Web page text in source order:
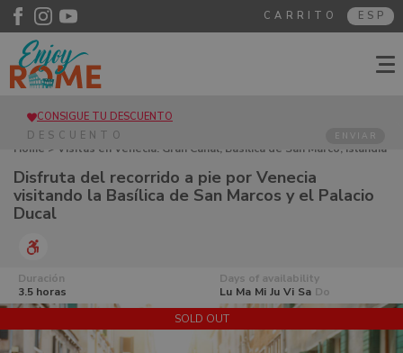
ESP
CARRITO
CONSIGUE TU DESCUENTO
ENVIAR
Home > Visitas en Venecia. Gran Canal, Basílica de San Marco, Islandia
Marcos y el Palacio Ducal
Disfruta del recorrido a pie por Venecia
visitando la Basílica de San Marcos y el Palacio
Ducal
Days of availability
Lu Ma Mi Ju Vi Sa Do
Duración
3.5 horas
SOLD OUT